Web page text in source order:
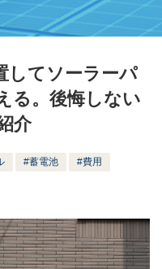
してソーラーパ
る。後悔しない
介
蓄電池 費用